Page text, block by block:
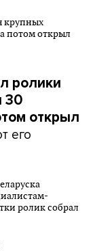
ролики
30
открыл
его